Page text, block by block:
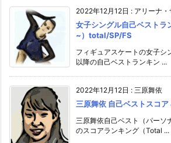
2022年12月12日 : アリーナ
女子シングル自己ベストラ
~）total/SP/FS
フィギュアスケートの女子
以降の自己ベストランキン ...
2022年12月12日 : 三原舞依
三原舞依 自己ベストスコ
三原舞依自己ベスト（パーソ
のスコアランキング（Total ...